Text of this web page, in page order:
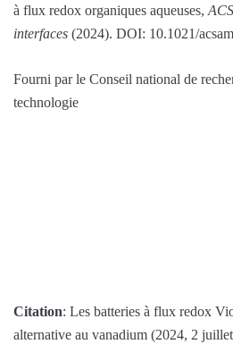
à flux redox organiques aqueuses,
interfaces (2024). DOI: 10.1021/
Fourni par le Conseil national de
technologie
Citation: Les batteries à flux redox
alternative au vanadium (2024, 2